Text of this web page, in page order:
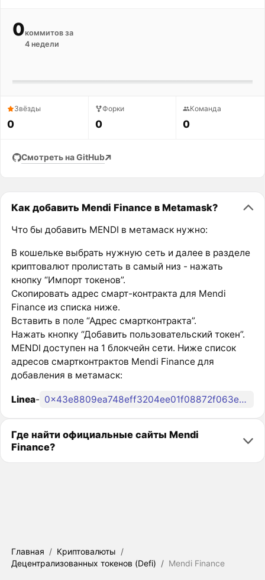
0коммитов за
4 недели
Звёзды
0
Форки
0
Команда
0
Смотреть на GitHub
Как добавить Mendi Finance в Metamask?
Что бы добавить MENDI в метамаск нужно:
В кошельке выбрать нужную сеть и далее в разделе
криптовалют пролистать в самый низ - нажать
кнопку “Импорт токенов”.
Скопировать адрес смарт-контракта для Mendi
Finance из списка ниже.
Вставить в поле “Адрес смартконтракта”.
Нажать кнопку “Добавить пользовательский токен”.
MENDI доступен на 1 блокчейн сети. Ниже список
адресов смартконтрактов Mendi Finance для
добавления в метамаск:
Linea- 0x43e8809ea748eff3204ee01f08872f063e44065f
Где найти официальные сайты Mendi
Finance?
Главная / Криптовалюты /
Децентрализованных токенов (Defi) / Mendi Finance